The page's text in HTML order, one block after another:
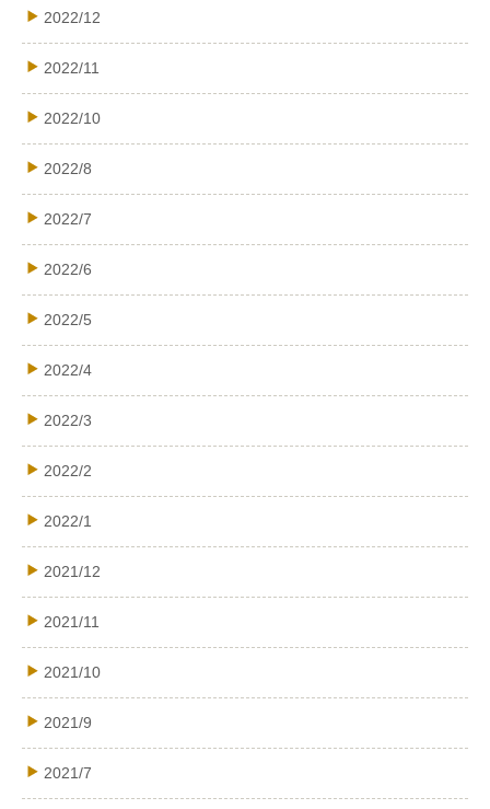
2022/12
2022/11
2022/10
2022/8
2022/7
2022/6
2022/5
2022/4
2022/3
2022/2
2022/1
2021/12
2021/11
2021/10
2021/9
2021/7